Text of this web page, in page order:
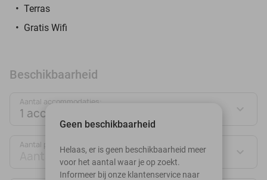
Terras
Gratis Wifi
Beschikbaarheid
Aantal accommodaties:
1 accommodatie
Aantal personen:
Aantal personen
Geen beschikbaarheid
Helaas, er is geen beschikbaarheid meer
voor het aantal waar je op zoekt.
Informeer bij onze klantenservice naar